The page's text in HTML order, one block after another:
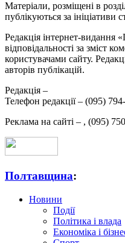
Матеріали, розміщені в
публікуються за ініціативи
Редакція інтернет-видання
відповідальності за зміст
користувачами сайту.
авторів публікацій.
Редакція –
Телефон редакції – (095)
Реклама на сайті – , (095)
Полтавщина:
Новини
Події
Політика і влада
Економіка і